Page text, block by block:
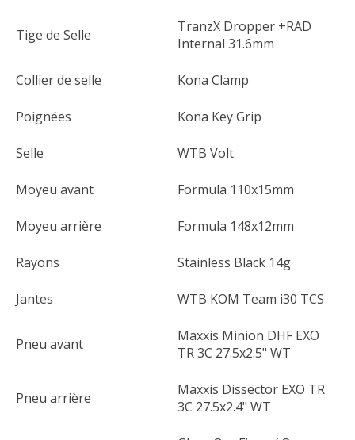
Tige de Selle
TranzX Dropper +RAD
Internal 31.6mm
Collier de selle Kona Clamp
Poignées Kona Key Grip
Selle WTB Volt
Moyeu avant Formula 110x15mm
Moyeu arrière Formula 148x12mm
Rayons Stainless Black 14g
Jantes WTB KOM Team i30 TCS
Pneu avant
Maxxis Minion DHF EXO
TR 3C 27.5x2.5" WT
Pneu arrière
Maxxis Dissector EXO TR
3C 27.5x2.4" WT